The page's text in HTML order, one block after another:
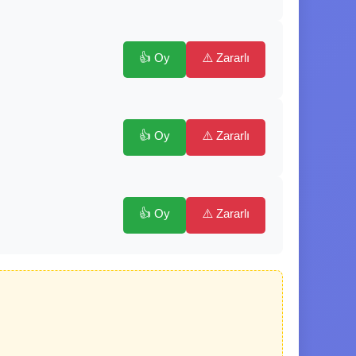
👍 Oy ⚠️ Zararlı
👍 Oy ⚠️ Zararlı
👍 Oy ⚠️ Zararlı